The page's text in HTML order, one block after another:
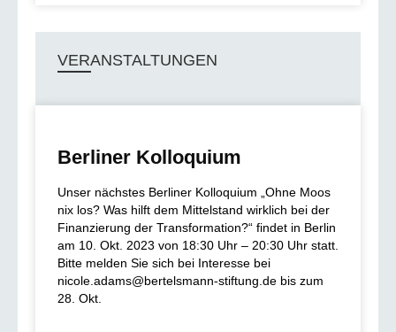
VERANSTALTUNGEN
Berliner Kolloquium
Unser nächstes Berliner Kolloquium „Ohne Moos
nix los? Was hilft dem Mittelstand wirklich bei der
Finanzierung der Transformation?“ findet in Berlin
am 10. Okt. 2023 von 18:30 Uhr – 20:30 Uhr statt.
Bitte melden Sie sich bei Interesse bei
nicole.adams@bertelsmann-stiftung.de bis zum
28. Okt.